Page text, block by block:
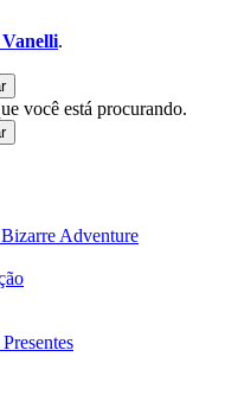
.
você está procurando.
Bizarre Adventure